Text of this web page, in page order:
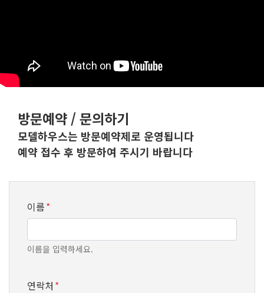
방문예약 / 문의하기
모델하우스는 방문예약제로 운영됩니다
예약 접수 후 방문하여 주시기 바랍니다
이름*
이름을 입력하세요.
연락처 *